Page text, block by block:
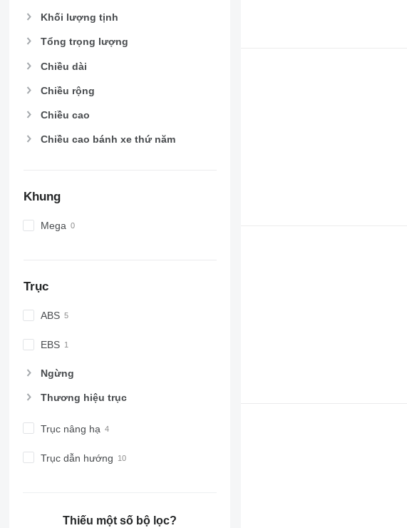
Khối lượng tịnh
Tổng trọng lượng
Chiều dài
Chiều rộng
Chiều cao
Chiều cao bánh xe thứ năm
Khung
Mega
Trục
ABS
EBS
Ngừng
Thương hiệu trục
Trục nâng hạ
Trục dẫn hướng
Thiếu một số bộ lọc?